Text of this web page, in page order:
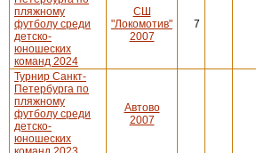
пляжному
футболу среди
детско-
юношеских
команд 2024
СШ
"Локомотив"
2007
7
Турнир Санкт-
Петербурга по
пляжному
футболу среди
детско-
юношеских
Автово
2007